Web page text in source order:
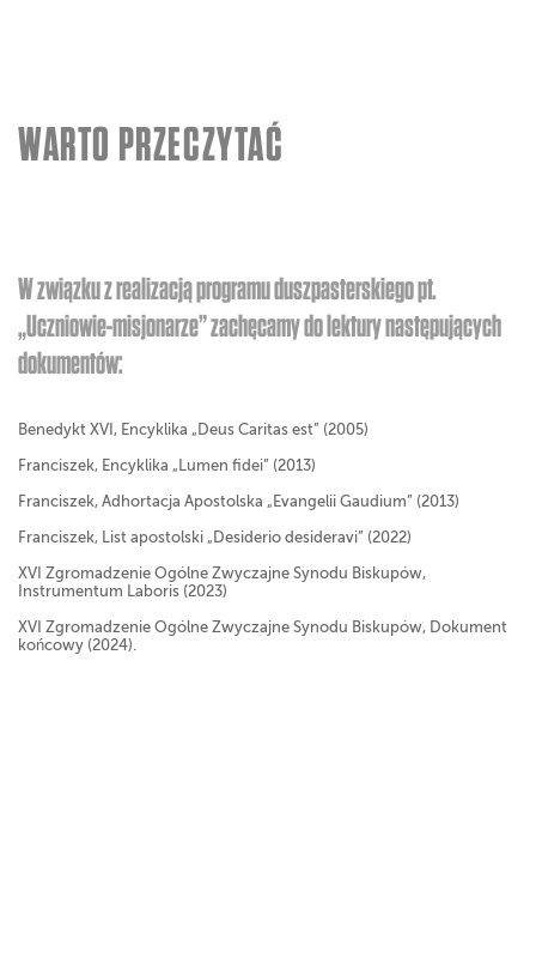
WARTO PRZECZYTAĆ
W związku z realizacją programu duszpasterskiego pt.
„Uczniowie-misjonarze” zachęcamy do lektury następujących
dokumentów:
Benedykt XVI, Encyklika „Deus Caritas est” (2005)
Franciszek, Encyklika „Lumen fidei” (2013)
Franciszek, Adhortacja Apostolska „Evangelii Gaudium” (2013)
Franciszek, List apostolski „Desiderio desideravi” (2022)
XVI Zgromadzenie Ogólne Zwyczajne Synodu Biskupów,
Instrumentum Laboris (2023)
XVI Zgromadzenie Ogólne Zwyczajne Synodu Biskupów, Dokument
końcowy (2024).